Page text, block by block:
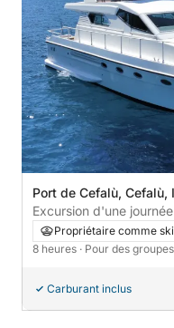
Port de Cefalù, Cefalù,
Excursion d'une
avec déjeuner sicilien
Propriétaire comme
8 heures · Pour des
Carburant inclus